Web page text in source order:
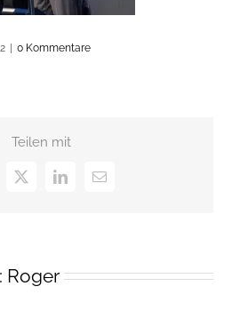
0 Kommentare
Teilen mit
X LinkedIn
E-
Roger